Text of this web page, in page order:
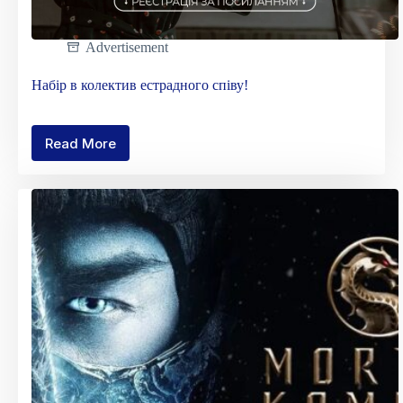
Advertisement
Набір в колектив естрадного співу!
Read More
Набір
колектив
естрадного
співу!